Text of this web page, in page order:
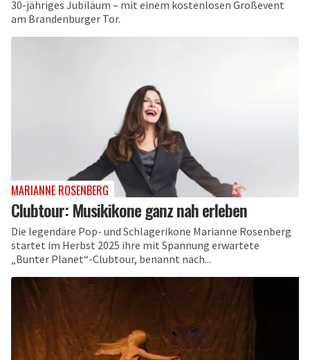
30-jähriges Jubiläum – mit einem kostenlosen Großevent
am Brandenburger Tor.
MARIANNE ROSENBERG
Clubtour: Musikikone ganz nah erleben
Die legendäre Pop- und Schlagerikone Marianne Rosenberg
startet im Herbst 2025 ihre mit Spannung erwartete
„Bunter Planet“-Clubtour, benannt nach...